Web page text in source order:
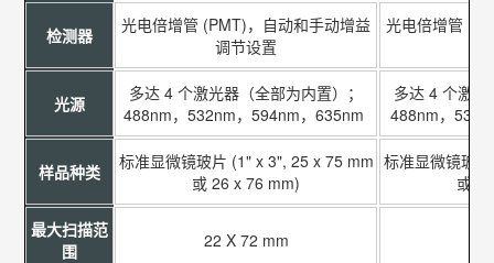
检测器
光电倍增管 (PMT)，自动和手动增益
调节设置
光电倍增管
光源
多达 4 个激光器（全部为内置）；
488nm，532nm，594nm，635nm
多达 4 个激
488nm，
样品种类
标准显微镜玻片 (1" x 3", 25 x 75 mm
或 26 x 76 mm)
标准显微镜玻
或
最大扫描范
围
22 X 72 mm